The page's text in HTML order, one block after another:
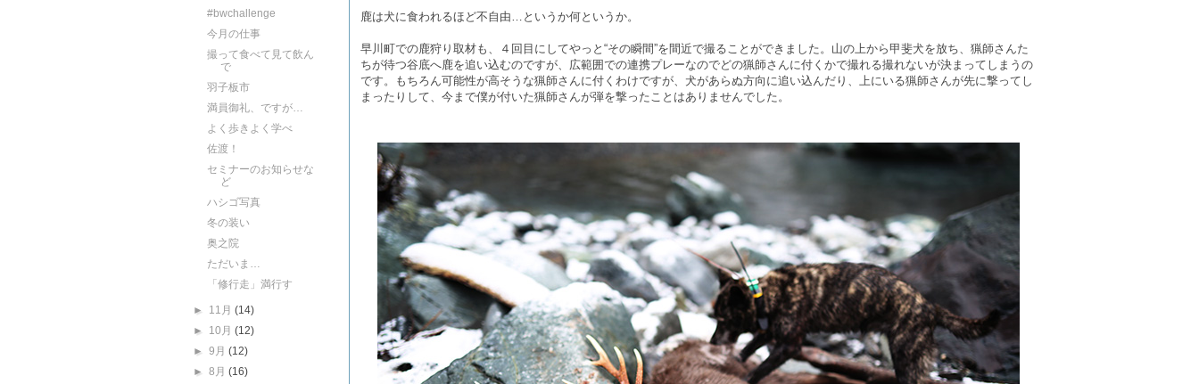
鹿は犬に食われるほど不自由…というか何というか。
早川町での鹿狩り取材も、４回目にしてやっと“その瞬間”を間近で撮ることができました。山の上から甲斐犬を放ち、猟師さんた
ちが待つ谷底へ鹿を追い込むのですが、広範囲での連携プレーなのでどの猟師さんに付くかで撮れる撮れないが決まってしまうの
です。もちろん可能性が高そうな猟師さんに付くわけですが、犬があらぬ方向に追い込んだり、上にいる猟師さんが先に撃ってし
まったりして、今まで僕が付いた猟師さんが弾を撃ったことはありませんでした。
‪#‎bwchallenge
今月の仕事
撮って食べて見て飲ん
で
羽子板市
満員御礼、ですが…
よく歩きよく学べ
佐渡！
セミナーのお知らせな
ど
ハシゴ写真
冬の装い
奥之院
ただいま…
「修行走」満行す
► 11月(14)
► 10月(12)
►9月(12)
►8月(16)